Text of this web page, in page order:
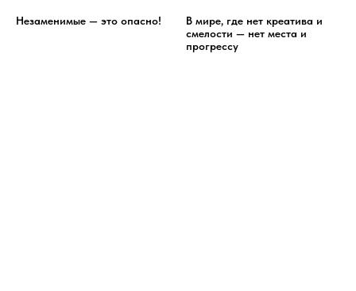
Незаменимые — это опасно!
В мире, где нет креатива и
смелости — нет места и
прогрессу